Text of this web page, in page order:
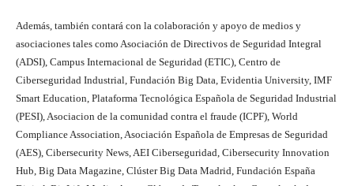
Además, también contará con la colaboración y apoyo de medios y
asociaciones tales como Asociación de Directivos de Seguridad Integral
(ADSI), Campus Internacional de Seguridad (ETIC), Centro de
Ciberseguridad Industrial, Fundación Big Data, Evidentia University, IMF
Smart Education, Plataforma Tecnológica Española de Seguridad Industrial
(PESI), Asociacion de la comunidad contra el fraude (ICPF), World
Compliance Association, Asociación Española de Empresas de Seguridad
(AES), Cibersecurity News, AEI Ciberseguridad, Cibersecurity Innovation
Hub, Big Data Magazine, Clúster Big Data Madrid, Fundación España